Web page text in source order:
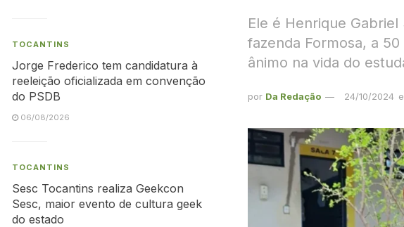
Ele é Henrique
fazenda Formosa, a
ânimo na vida do
por Da Redação 24/10/2024
TOCANTINS
Jorge Frederico tem candidatura à
reeleição oficializada em convenção
do PSDB
06/08/2026
TOCANTINS
Sesc Tocantins realiza Geekcon
Sesc, maior evento de cultura geek
do estado